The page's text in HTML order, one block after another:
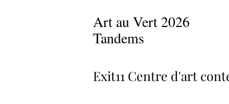
Art au Vert 2026
Tandems
Exit11 Centre d'art